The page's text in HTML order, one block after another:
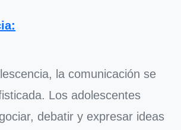
la comunicación se
Los adolescentes
debatir y expresar ideas